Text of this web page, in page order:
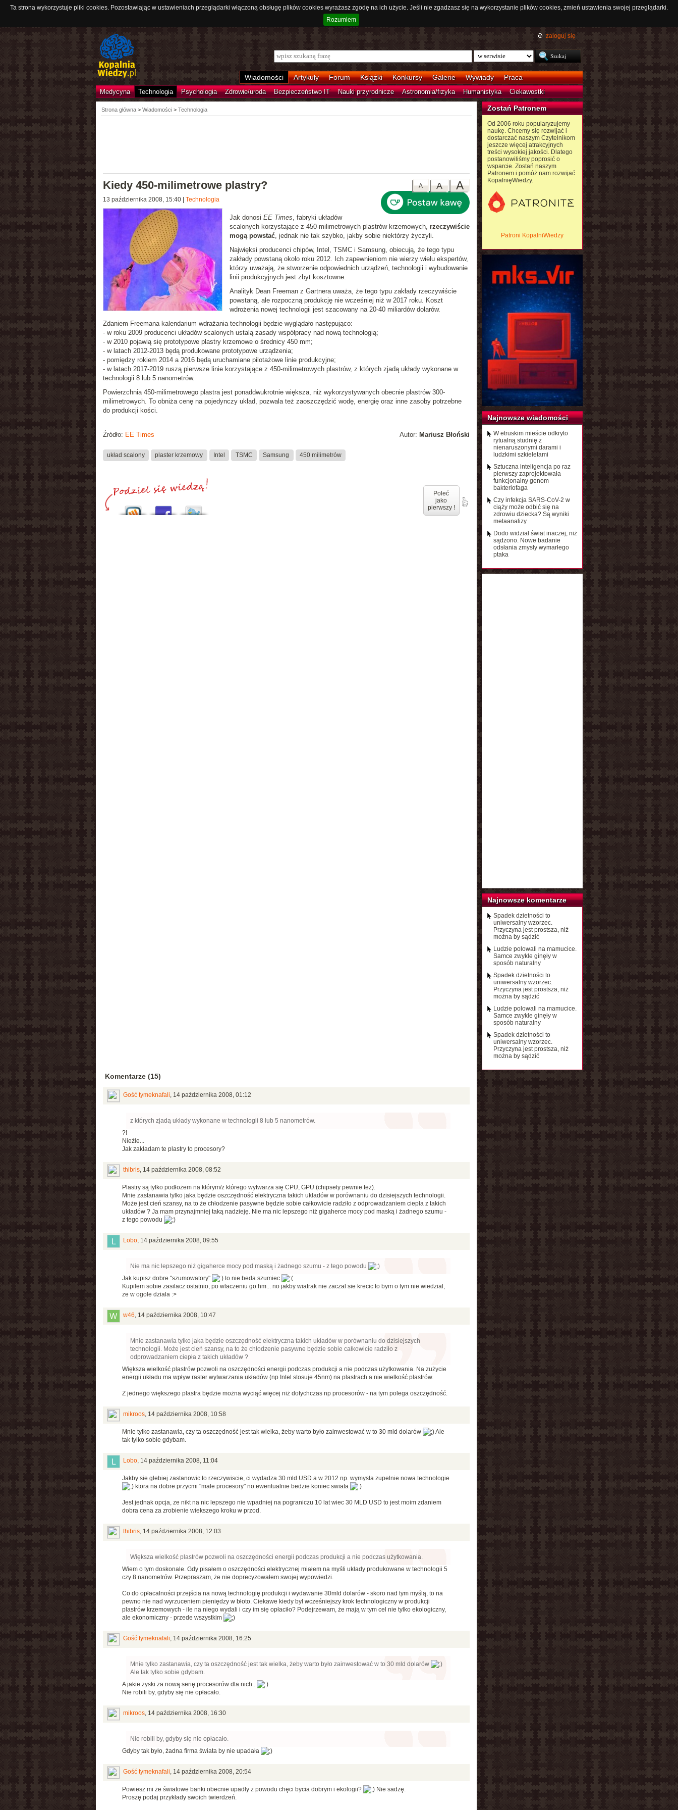
Ta strona wykorzystuje pliki cookies. Pozostawiając w ustawieniach przeglądarki włączoną obsługę plików cookies wyrażasz zgodę na ich użycie. Jeśli nie zgadzasz się na wykorzystanie plików cookies, zmień ustawienia swojej przeglądarki.
Rozumiem
zaloguj się
Wiadomości Artykuły Forum Książki Konkursy Galerie Wywiady Praca
Medycyna Technologia Psychologia Zdrowie/uroda Bezpieczeństwo IT Nauki przyrodnicze Astronomia/fizyka Humanistyka Ciekawostki
Strona główna> Wiadomości > Technologia
A
A
A
Kiedy 450-milimetrowe plastry?
13 października 2008, 15:40| Technologia
Jak donosi EE Times, fabryki układów
scalonych korzystające z 450-milimetrowych plastrów krzemowych, rzeczywiście
mogą powstać, jednak nie tak szybko, jakby sobie niektórzy życzyli.
Najwięksi producenci chipów, Intel, TSMC i Samsung, obiecują, że tego typu
zakłady powstaną około roku 2012. Ich zapewnieniom nie wierzy wielu ekspertów,
którzy uważają, że stworzenie odpowiednich urządzeń, technologii i wybudowanie
linii produkcyjnych jest zbyt kosztowne.
Analityk Dean Freeman z Gartnera uważa, że tego typu zakłady rzeczywiście
powstaną, ale rozpoczną produkcję nie wcześniej niż w 2017 roku. Koszt
wdrożenia nowej technologii jest szacowany na 20-40 miliardów dolarów.
Zdaniem Freemana kalendarium wdrażania technologii będzie wyglądało następująco:
- w roku 2009 producenci układów scalonych ustalą zasady współpracy nad nową technologią;
- w 2010 pojawią się prototypowe plastry krzemowe o średnicy 450 mm;
- w latach 2012-2013 będą produkowane prototypowe urządzenia;
- pomiędzy rokiem 2014 a 2016 będą uruchamiane pilotażowe linie produkcyjne;
- w latach 2017-2019 ruszą pierwsze linie korzystające z 450-milimetrowych plastrów, z których zjadą układy wykonane w
technologii 8 lub 5 nanometrów.
Powierzchnia 450-milimetrowego plastra jest ponaddwukrotnie większa, niż wykorzystywanych obecnie plastrów 300-
milimetrowych. To obniża cenę na pojedynczy układ, pozwala też zaoszczędzić wodę, energię oraz inne zasoby potrzebne
do produkcji kości.
Autor: Mariusz Błoński
Źródło: EE Times
układ scalony plaster krzemowy Intel TSMC Samsung 450 milimetrów
Poleć
jako
pierwszy !
Komentarze (15)
Gość tymeknafali, 14 października 2008, 01:12
z których zjadą układy wykonane w technologii 8 lub 5 nanometrów.
?!
Nieźle...
Jak zakładam te plastry to procesory?
thibris, 14 października 2008, 08:52
Plastry są tylko podłożem na którym/z którego wytwarza się CPU, GPU (chipsety pewnie też).
Mnie zastanawia tylko jaka będzie oszczędność elektryczna takich układów w porównaniu do dzisiejszych technologii.
Może jest cień szansy, na to że chłodzenie pasywne będzie sobie całkowicie radziło z odprowadzaniem ciepła z takich
układów ? Ja mam przynajmniej taką nadzieję. Nie ma nic lepszego niż gigaherce mocy pod maską i żadnego szumu -
z tego powodu
Lobo, 14 października 2008, 09:55
Nie ma nic lepszego niż gigaherce mocy pod maską i żadnego szumu - z tego powodu
Jak kupisz dobre "szumowatory"
to nie beda szumiec
Kupilem sobie zasilacz ostatnio, po wlaczeniu go hm... no jakby wiatrak nie zaczal sie krecic to bym o tym nie wiedzial,
ze w ogole dziala :>
w46, 14 października 2008, 10:47
Mnie zastanawia tylko jaka będzie oszczędność elektryczna takich układów w porównaniu do dzisiejszych
technologii. Może jest cień szansy, na to że chłodzenie pasywne będzie sobie całkowicie radziło z
odprowadzaniem ciepła z takich układów ?
Większa wielkość plastrów pozwoli na oszczędności energii podczas produkcji a nie podczas użytkowania. Na zużycie
energii układu ma wpływ raster wytwarzania układów (np Intel stosuje 45nm) na plastrach a nie wielkość plastrów.
Z jednego większego plastra będzie można wyciąć więcej niż dotychczas np procesorów - na tym polega oszczędność.
mikroos, 14 października 2008, 10:58
Mnie tylko zastanawia, czy ta oszczędność jest tak wielka, żeby warto było zainwestować w to 30 mld dolarów
Ale
tak tylko sobie gdybam.
Lobo, 14 października 2008, 11:04
Jakby sie glebiej zastanowic to rzeczywiscie, ci wydadza 30 mld USD a w 2012 np. wymysla zupelnie nowa technologie
ktora na dobre przycmi "male procesory" no ewentualnie bedzie koniec swiata
Jest jednak opcja, ze nikt na nic lepszego nie wpadniej na pograniczu 10 lat wiec 30 MLD USD to jest moim zdaniem
dobra cena za zrobienie wiekszego kroku w przod.
thibris, 14 października 2008, 12:03
Większa wielkość plastrów pozwoli na oszczędności energii podczas produkcji a nie podczas użytkowania.
Wiem o tym doskonale. Gdy pisałem o oszczędności elektrycznej miałem na myśli układy produkowane w technologii 5
czy 8 nanometrów. Przepraszam, że nie doprecyzowałem swojej wypowiedzi.
Co do opłacalności przejścia na nową technologię produkcji i wydawanie 30mld dolarów - skoro nad tym myślą, to na
pewno nie nad wyrzuceniem pieniędzy w błoto. Ciekawe kiedy był wcześniejszy krok technologiczny w produkcji
plastrów krzemowych - ile na niego wydali i czy im się opłaciło? Podejrzewam, że mają w tym cel nie tylko ekologiczny,
ale ekonomiczny - przede wszystkim
Gość tymeknafali, 14 października 2008, 16:25
Mnie tylko zastanawia, czy ta oszczędność jest tak wielka, żeby warto było zainwestować w to 30 mld dolarów
Ale tak tylko sobie gdybam.
A jakie zyski za nową serię procesorów dla nich..
Nie robili by, gdyby się nie opłacało.
mikroos, 14 października 2008, 16:30
Nie robili by, gdyby się nie opłacało.
Gdyby tak było, żadna firma świata by nie upadała
Gość tymeknafali, 14 października 2008, 20:54
Powiesz mi że światowe banki obecnie upadły z powodu chęci bycia dobrym i ekologii?
Nie sadzę.
Proszę podaj przykłady swoich twierdzeń.
Zostań Patronem
Od 2006 roku popularyzujemy
naukę. Chcemy się rozwijać i
dostarczać naszym Czytelnikom
jeszcze więcej atrakcyjnych
treści wysokiej jakości. Dlatego
postanowiliśmy poprosić o
wsparcie. Zostań naszym
Patronem i pomóż nam rozwijać
KopalnięWiedzy.
Patroni KopalniWiedzy
Najnowsze wiadomości
W etruskim mieście odkryto
rytualną studnię z
nienaruszonymi darami i
ludzkimi szkieletami
Sztuczna inteligencja po raz
pierwszy zaprojektowała
funkcjonalny genom
bakteriofaga
Czy infekcja SARS-CoV-2 w
ciąży może odbić się na
zdrowiu dziecka? Są wyniki
metaanalizy
Dodo widział świat inaczej, niż
sądzono. Nowe badanie
odsłania zmysły wymarłego
ptaka
Najnowsze komentarze
Spadek dzietności to
uniwersalny wzorzec.
Przyczyna jest prostsza, niż
można by sądzić
Ludzie polowali na mamucice.
Samce zwykle ginęły w
sposób naturalny
Spadek dzietności to
uniwersalny wzorzec.
Przyczyna jest prostsza, niż
można by sądzić
Ludzie polowali na mamucice.
Samce zwykle ginęły w
sposób naturalny
Spadek dzietności to
uniwersalny wzorzec.
Przyczyna jest prostsza, niż
można by sądzić